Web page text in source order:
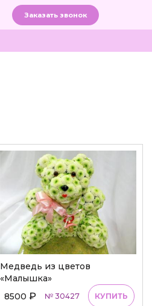
Заказать звонок
Медведь из цветов
«Малышка»
8500₽ № 30427 КУПИТЬ